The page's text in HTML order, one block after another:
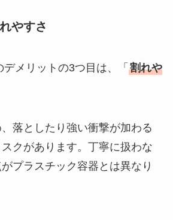
やすさ
メリットの3つ目は、「 割れや
落としたり強い衝撃が加わる
クがあります。丁寧に扱わな
プラスチック容器とは異なり